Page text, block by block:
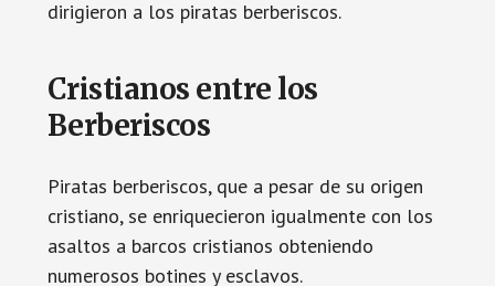
dirigieron a los piratas berberiscos.
Cristianos entre los
Berberiscos
Piratas berberiscos, que a pesar de su origen
cristiano, se enriquecieron igualmente con los
asaltos a barcos cristianos obteniendo
numerosos botines y esclavos.